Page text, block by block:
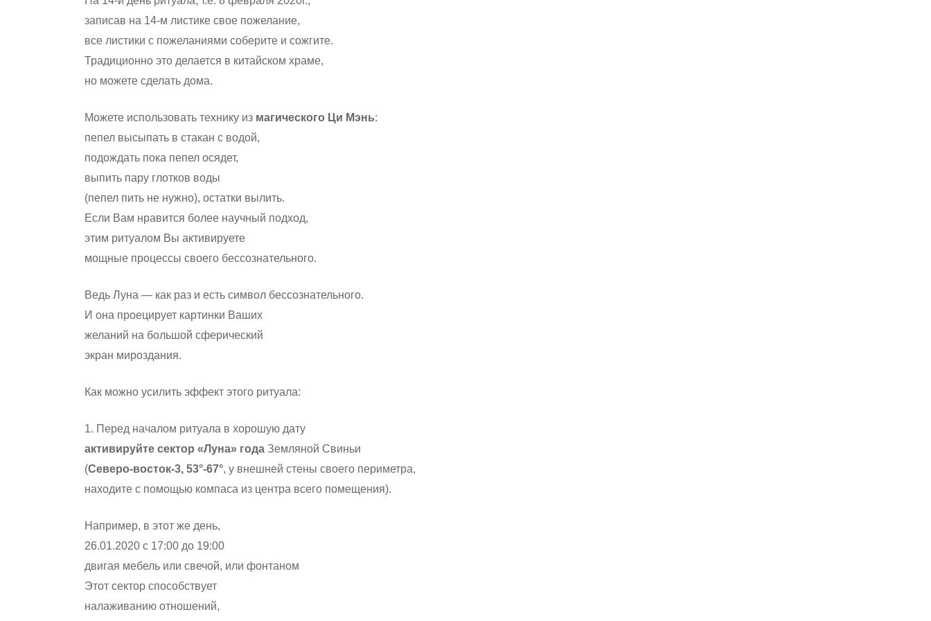
записав на 14-м листике свое пожелание,
все листики с пожеланиями соберите и сожгите.
Традиционно это делается в китайском храме,
но можете сделать дома.
Можете использовать технику из магического Ци Мэнь:
пепел высыпать в стакан с водой,
подождать пока пепел осядет,
выпить пару глотков воды
(пепел пить не нужно), остатки вылить.
Если Вам нравится более научный подход,
этим ритуалом Вы активируете
мощные процессы своего бессознательного.
Ведь Луна — как раз и есть символ бессознательного.
И она проецирует картинки Ваших
желаний на большой сферический
экран мироздания.
Как можно усилить эффект этого ритуала:
1. Перед началом ритуала в хорошую дату
активируйте сектор «Луна» года Земляной Свиньи
(Северо-восток-3, 53°-67°, у внешней стены своего периметра,
находите с помощью компаса из центра всего помещения).
Например, в этот же день,
26.01.2020 с 17:00 до 19:00
двигая мебель или свечой, или фонтаном
Этот сектор способствует
налаживанию отношений,